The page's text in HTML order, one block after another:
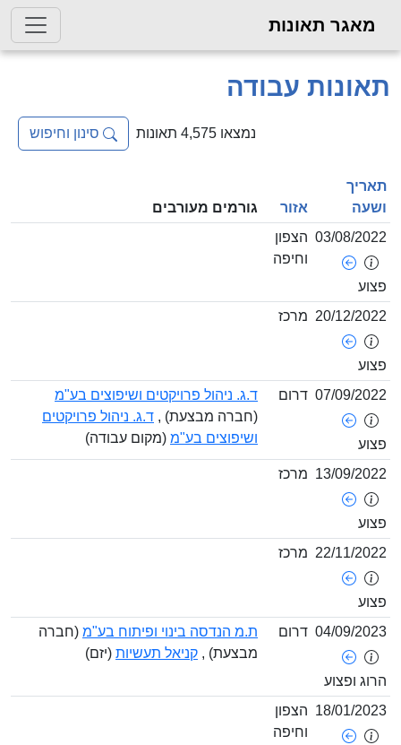
מאגר תאונות
עבודה
נמצאו 4,575 תאונות סינון וחיפוש
אזור
גורמים מעורבים
03/08/ הצפון
וחיפה
20/12/ מרכז
07/09/ דרום
ד.ג. ניהול פרויקטים ושיפוצים בע"מ
(חברה מבצעת) ,ד.ג. ניהול פרויקטים
ושיפוצים בע"מ(מקום עבודה)
13/09/ מרכז
22/11/ מרכז
04/09/
ופצוע
דרום ת.מ הנדסה בינוי ופיתוח בע"מ(חברה
מבצעת) ,קניאל תעשיות(יזם)
18/01/ הצפון
וחיפה